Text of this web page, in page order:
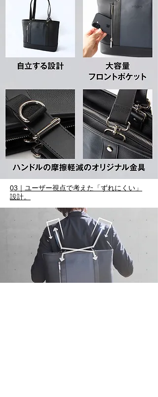
03｜ユーザー視点で考えた「ずれにくい」
設計。